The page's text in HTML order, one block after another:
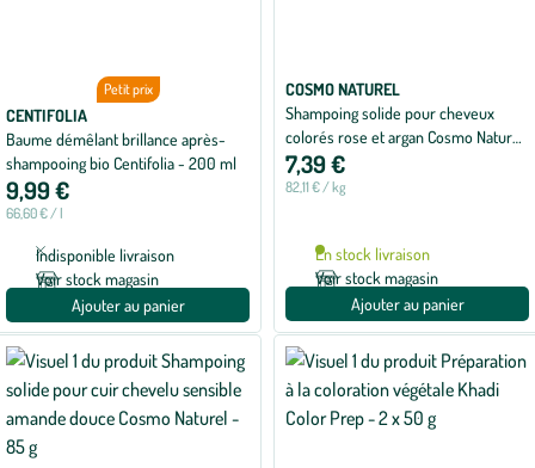
Petit prix
CENTIFOLIA
Baume démêlant brillance après-
shampooing bio Centifolia - 200 ml
9,99 €
66,60 € / l
Indisponible livraison
Voir stock magasin
Ajouter au panier
COSMO NATUREL
Shampoing solide pour cheveux
colorés rose et argan Cosmo Naturel
- 85 g
7,39 €
82,11 € / kg
En stock livraison
Voir stock magasin
Ajouter au panier